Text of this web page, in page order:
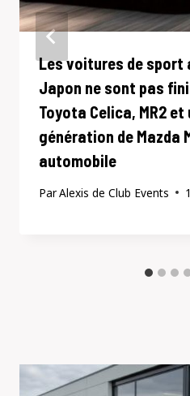
Les voitures de sport
Japon ne sont pas
Toyota Celica, MR2
génération de Mazda
automobile
ParAlexis de Club Events